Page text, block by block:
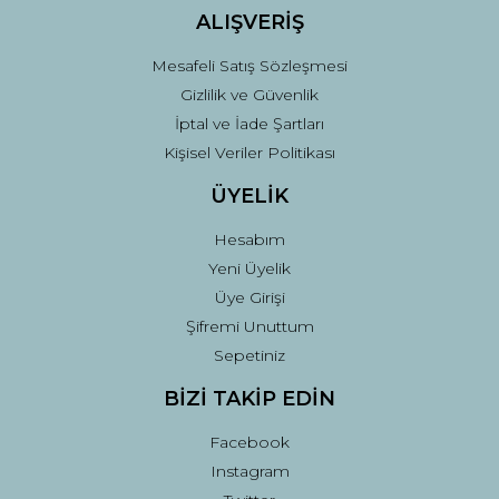
ALIŞVERİŞ
Mesafeli Satış Sözleşmesi
Gizlilik ve Güvenlik
İptal ve İade Şartları
Kişisel Veriler Politikası
ÜYELİK
Hesabım
Yeni Üyelik
Üye Girişi
Şifremi Unuttum
Sepetiniz
BİZİ TAKİP EDİN
Facebook
Instagram